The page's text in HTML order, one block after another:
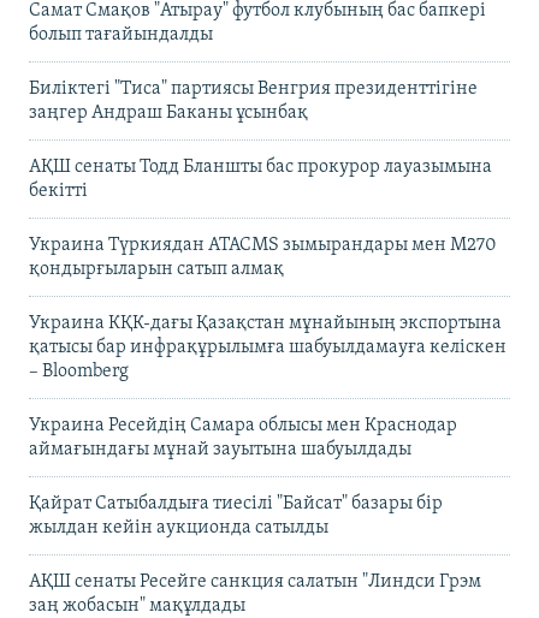
Самат Смақов "Атырау" футбол клубының бас бапкері
болып тағайындалды
Биліктегі "Тиса" партиясы Венгрия президенттігіне
заңгер Андраш Баканы ұсынбақ
АҚШ сенаты Тодд Бланшты бас прокурор лауазымына
бекітті
Украина Түркиядан ATACMS зымырандары мен M270
қондырғыларын сатып алмақ
Украина КҚК-дағы Қазақстан мұнайының экспортына
қатысы бар инфрақұрылымға шабуылдамауға келіскен
– Bloomberg
Украина Ресейдің Самара облысы мен Краснодар
аймағындағы мұнай зауытына шабуылдады
Қайрат Сатыбалдыға тиесілі "Байсат" базары бір
жылдан кейін аукционда сатылды
АҚШ сенаты Ресейге санкция салатын "Линдси Грэм
заң жобасын" мақұлдады